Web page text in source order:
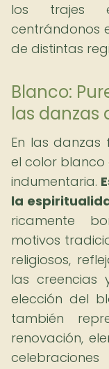
los trajes
centrándonos
de distintas
Blanco:
las danzas
En las danzas
el color blanco
indumentaria.
la
ricamente
motivos
religiosos,
las creencias
elección del
también
renovación,